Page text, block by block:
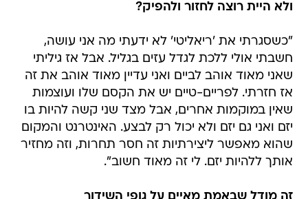
ולא היית רוצה לחזור ולהפיק?
"כשסגרתי את 'ריאליטי' לא ידעתי מה אני עושה,
חשבתי אולי ללכת לגדל עזים בגליל. אבל אז גיליתי
שאני מאוד אוהב לביים ואני עדיין מאוד אוהב את זה
אז חזרתי. לפריים-טיים יש את הקסם שלו ועוצמות
שאין במוקמות אחרים, אבל מצד שני קשה להיות בו
יזם ואני גם יזם ולא יכול רק לבצע. האינטרנט והמקום
שהוא מאפשר ליצירתיות זה חסר תחרות, וזה מחזיר
אותך ללהיות יזם. לי זה מאוד חשוב".